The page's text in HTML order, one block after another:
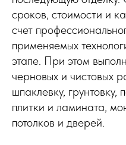
сроков, стоимости и
счет
применяемых
этапе. При этом
черновых и чистовых
шпаклевку, грунтовку,
плитки и ламината,
потолков и дверей.